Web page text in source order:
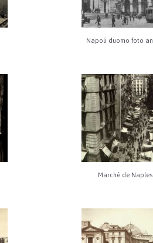
Napoli duomo foto
Marché de Naples